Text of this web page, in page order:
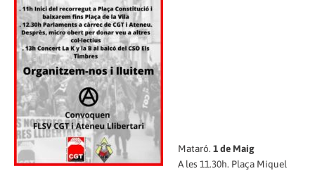
Mataró. 1 de Maig
A les 11.30h. Plaça Miquel